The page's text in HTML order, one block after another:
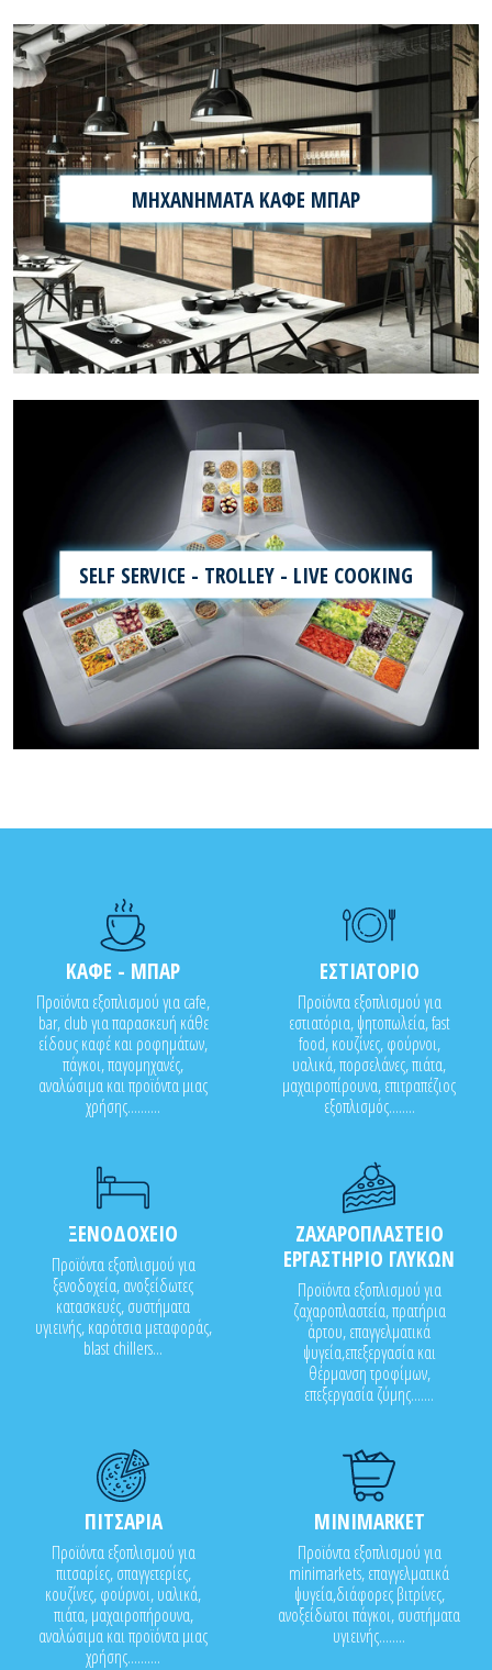
ΜΗΧΑΝΗΜΑΤΑ ΚΑΦΕ ΜΠΑΡ
SELF SERVICE - TROLLEY - LIVE COOKING
ΚΑΦΕ - ΜΠΑΡ
Προϊόντα εξοπλισμού για cafe,
bar, club για παρασκευή κάθε
είδους καφέ και ροφημάτων,
πάγκοι, παγομηχανές,
αναλώσιμα και προϊόντα μιας
χρήσης..........
ΕΣΤΙΑΤΟΡΙΟ
Προϊόντα εξοπλισμού για
εστιατόρια, ψητοπωλεία, fast
food, κουζίνες, φούρνοι,
υαλικά, πορσελάνες, πιάτα,
μαχαιροπίρουνα, επιτραπέζιος
εξοπλισμός........
ΞΕΝΟΔΟΧΕΙΟ
Προϊόντα εξοπλισμού για
ξενοδοχεία, ανοξείδωτες
κατασκευές, συστήματα
υγιεινής, καρότσια μεταφοράς,
blast chillers...
ΖΑΧΑΡΟΠΛΑΣΤΕΙΟ
ΕΡΓΑΣΤΗΡΙΟ ΓΛΥΚΩΝ
Προϊόντα εξοπλισμού για
ζαχαροπλαστεία, πρατήρια
άρτου, επαγγελματικά
ψυγεία,επεξεργασία και
θέρμανση τροφίμων,
επεξεργασία ζύμης.......
ΠΙΤΣΑΡΙΑ
Προϊόντα εξοπλισμού για
πιτσαρίες, σπαγγετερίες,
κουζίνες, φούρνοι, υαλικά,
πιάτα, μαχαιροπήρουνα,
αναλώσιμα και προϊόντα μιας
χρήσης..........
MINIMARKET
Προϊόντα εξοπλισμού για
minimarkets, επαγγελματικά
ψυγεία,διάφορες βιτρίνες,
ανοξείδωτοι πάγκοι, συστήματα
υγιεινής........